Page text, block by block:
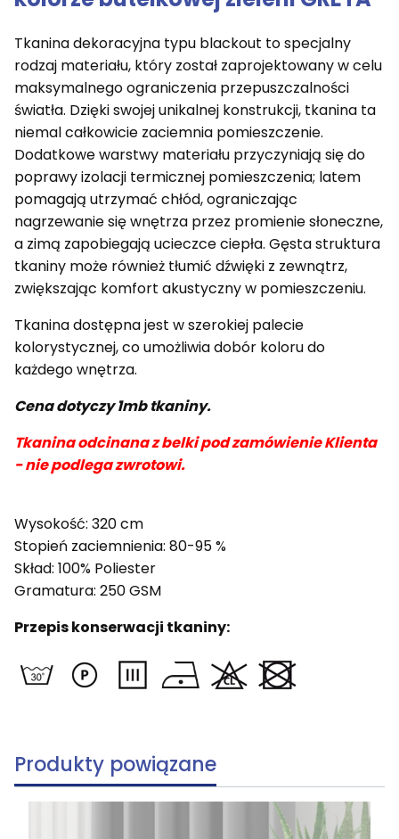
Tkanina dekoracyjna typu blackout to specjalny
rodzaj materiału, który został zaprojektowany w celu
maksymalnego ograniczenia przepuszczalności
światła. Dzięki swojej unikalnej konstrukcji, tkanina ta
niemal całkowicie zaciemnia pomieszczenie.
Dodatkowe warstwy materiału przyczyniają się do
poprawy izolacji termicznej pomieszczenia; latem
pomagają utrzymać chłód, ograniczając
nagrzewanie się wnętrza przez promienie słoneczne,
a zimą zapobiegają ucieczce ciepła. Gęsta struktura
tkaniny może również tłumić dźwięki z zewnątrz,
zwiększając komfort akustyczny w pomieszczeniu.
Tkanina dostępna jest w szerokiej palecie
kolorystycznej, co umożliwia dobór koloru do
każdego wnętrza.
Cena dotyczy 1mb tkaniny.
Tkanina odcinana z belki pod zamówienie Klienta
- nie podlega zwrotowi.
Wysokość: 320 cm
Stopień zaciemnienia: 80-95 %
Skład: 100% Poliester
Gramatura: 250 GSM
Przepis konserwacji tkaniny:
Produkty powiązane